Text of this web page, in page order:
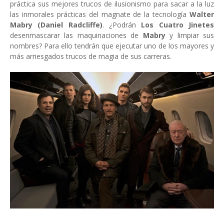
práctica sus mejores trucos de ilusionismo para sacar a la luz
las inmorales prácticas del magnate de la tecnología Walter
Mabry (Daniel Radcliffe). ¿Podrán Los Cuatro Jinetes
desenmascarar las maquinaciones de Mabryy limpiar sus
nombres? Para ello tendrán que ejecutar uno de los mayores y
más arriesgados trucos de magia de sus carreras.